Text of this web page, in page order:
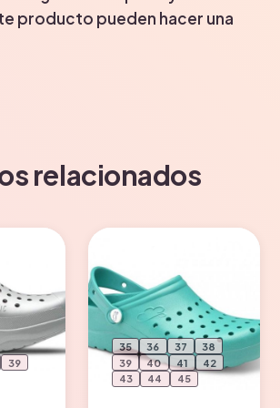
producto pueden hacer una
relacionados
39
35 36 37
38
39
40 41
42
43
44 45